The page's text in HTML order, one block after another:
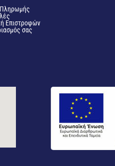
Επιστροφών
σας